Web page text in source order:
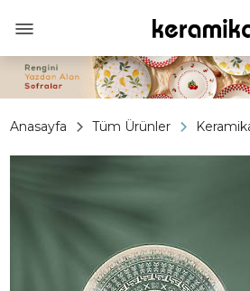
Anasayfa Tüm Ürünler